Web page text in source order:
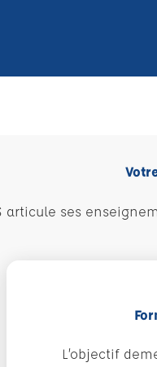
articule ses
L’objectif